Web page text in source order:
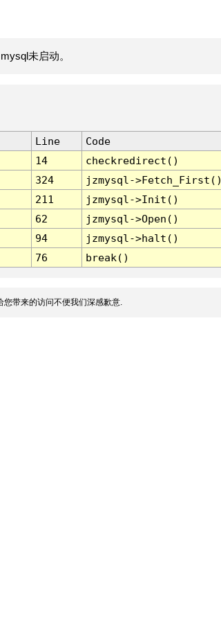
未启动。
Line
Code
14
checkredirect()
324
jzmysql-
211
jzmysql->Init()
62
jzmysql->Open()
94
jzmysql->halt()
76 break()
带来的访问不便我们深感歉意.